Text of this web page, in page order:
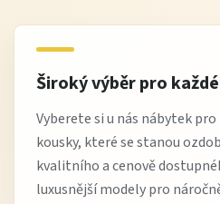
Široký výběr pro
Vyberete si u nás nábytek
kousky, které se stanou
kvalitního a cenově
luxusnější modely pro